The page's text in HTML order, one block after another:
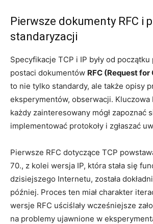
Pierwsze dokumenty RFC i
standaryzacji
Specyfikacje TCP i IP były od
postaci dokumentów RFC (Request
to nie tylko standardy, ale także opisy
eksperymentów, obserwacji. Kluczowa
każdy zainteresowany mógł zapoznać
implementować protokoły i zgłaszać
Pierwsze RFC dotyczące TCP
70., z kolei wersja IP, która stała się
dzisiejszego Internetu, została
później. Proces ten miał charakter
wersje RFC uściślały wcześniejsze
na problemy ujawnione w